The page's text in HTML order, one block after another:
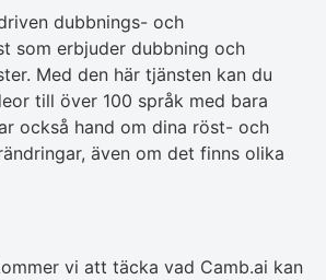
dubbnings- och
som erbjuder dubbning och
Med den här tjänsten kan du
till över 100 språk med bara
också hand om dina röst- och
även om det finns olika
vi att täcka vad Camb.ai kan